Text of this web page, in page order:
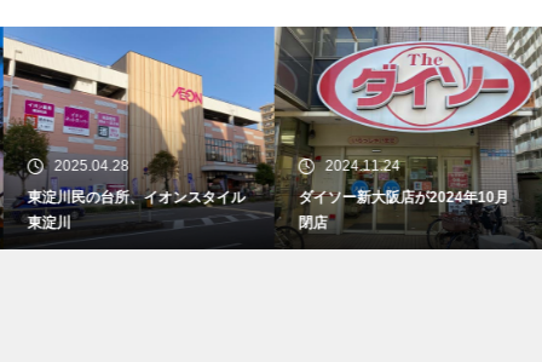
2025.04.28
東淀川民の台所、イオンスタイル
東淀川
2024.11.24
ダイソー新大阪店が2024年10月
閉店